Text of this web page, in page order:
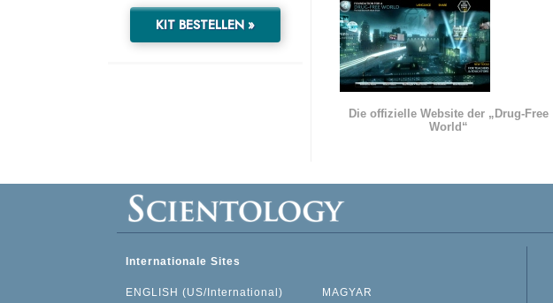
Die offizielle Website der „Drug-Free
World“
KIT BESTELLEN »
Internationale Sites
ENGLISH (US/International)
MAGYAR